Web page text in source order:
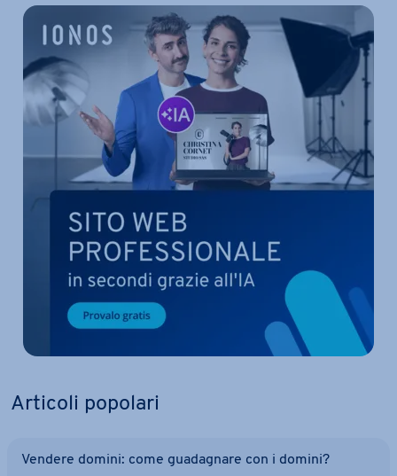
Articoli popolari
Vendere domini: come gua­da­gna­re con i domini?